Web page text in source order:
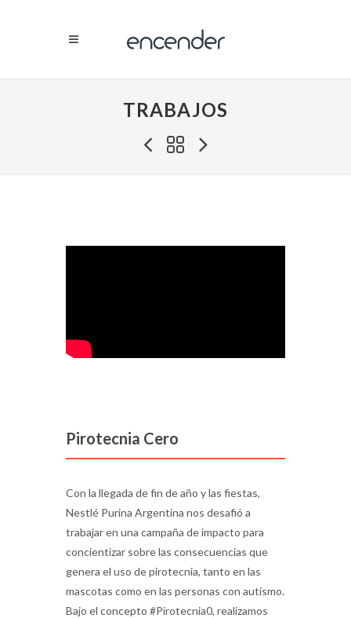
TRABAJOS
Pirotecnia Cero
Con la llegada de fin de año y las fiestas,
Nestlé Purina Argentina nos desafió a
trabajar en una campaña de impacto para
concientizar sobre las consecuencias que
genera el uso de pirotecnia, tanto en las
mascotas como en las personas con autismo.
Bajo el concepto #Pirotecnia0, realizamos